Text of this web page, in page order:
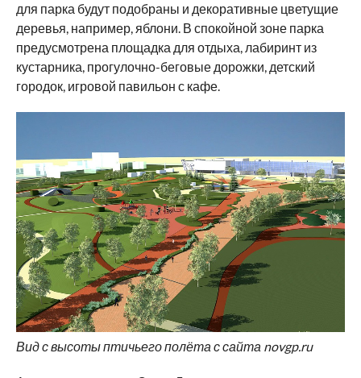
для парка будут подобраны и декоративные цветущие
деревья, например, яблони. В спокойной зоне парка
предусмотрена площадка для отдыха, лабиринт из
кустарника, прогулочно-беговые дорожки, детский
городок, игровой павильон с кафе.
Вид с высоты птичьего полёта с сайта novgp.ru